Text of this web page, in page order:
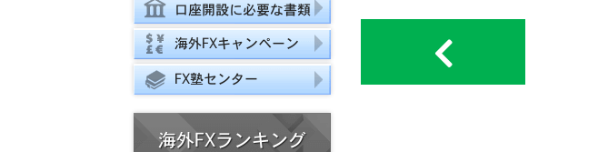
口座開設に必要な書類
海外FXキャンペーン
FX塾センター
海外FXランキング